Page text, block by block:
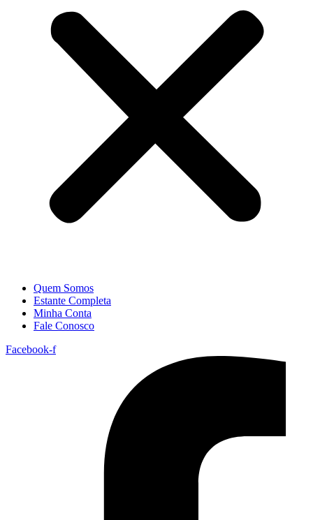
Quem Somos
Estante Completa
Minha Conta
Fale Conosco
Facebook-f